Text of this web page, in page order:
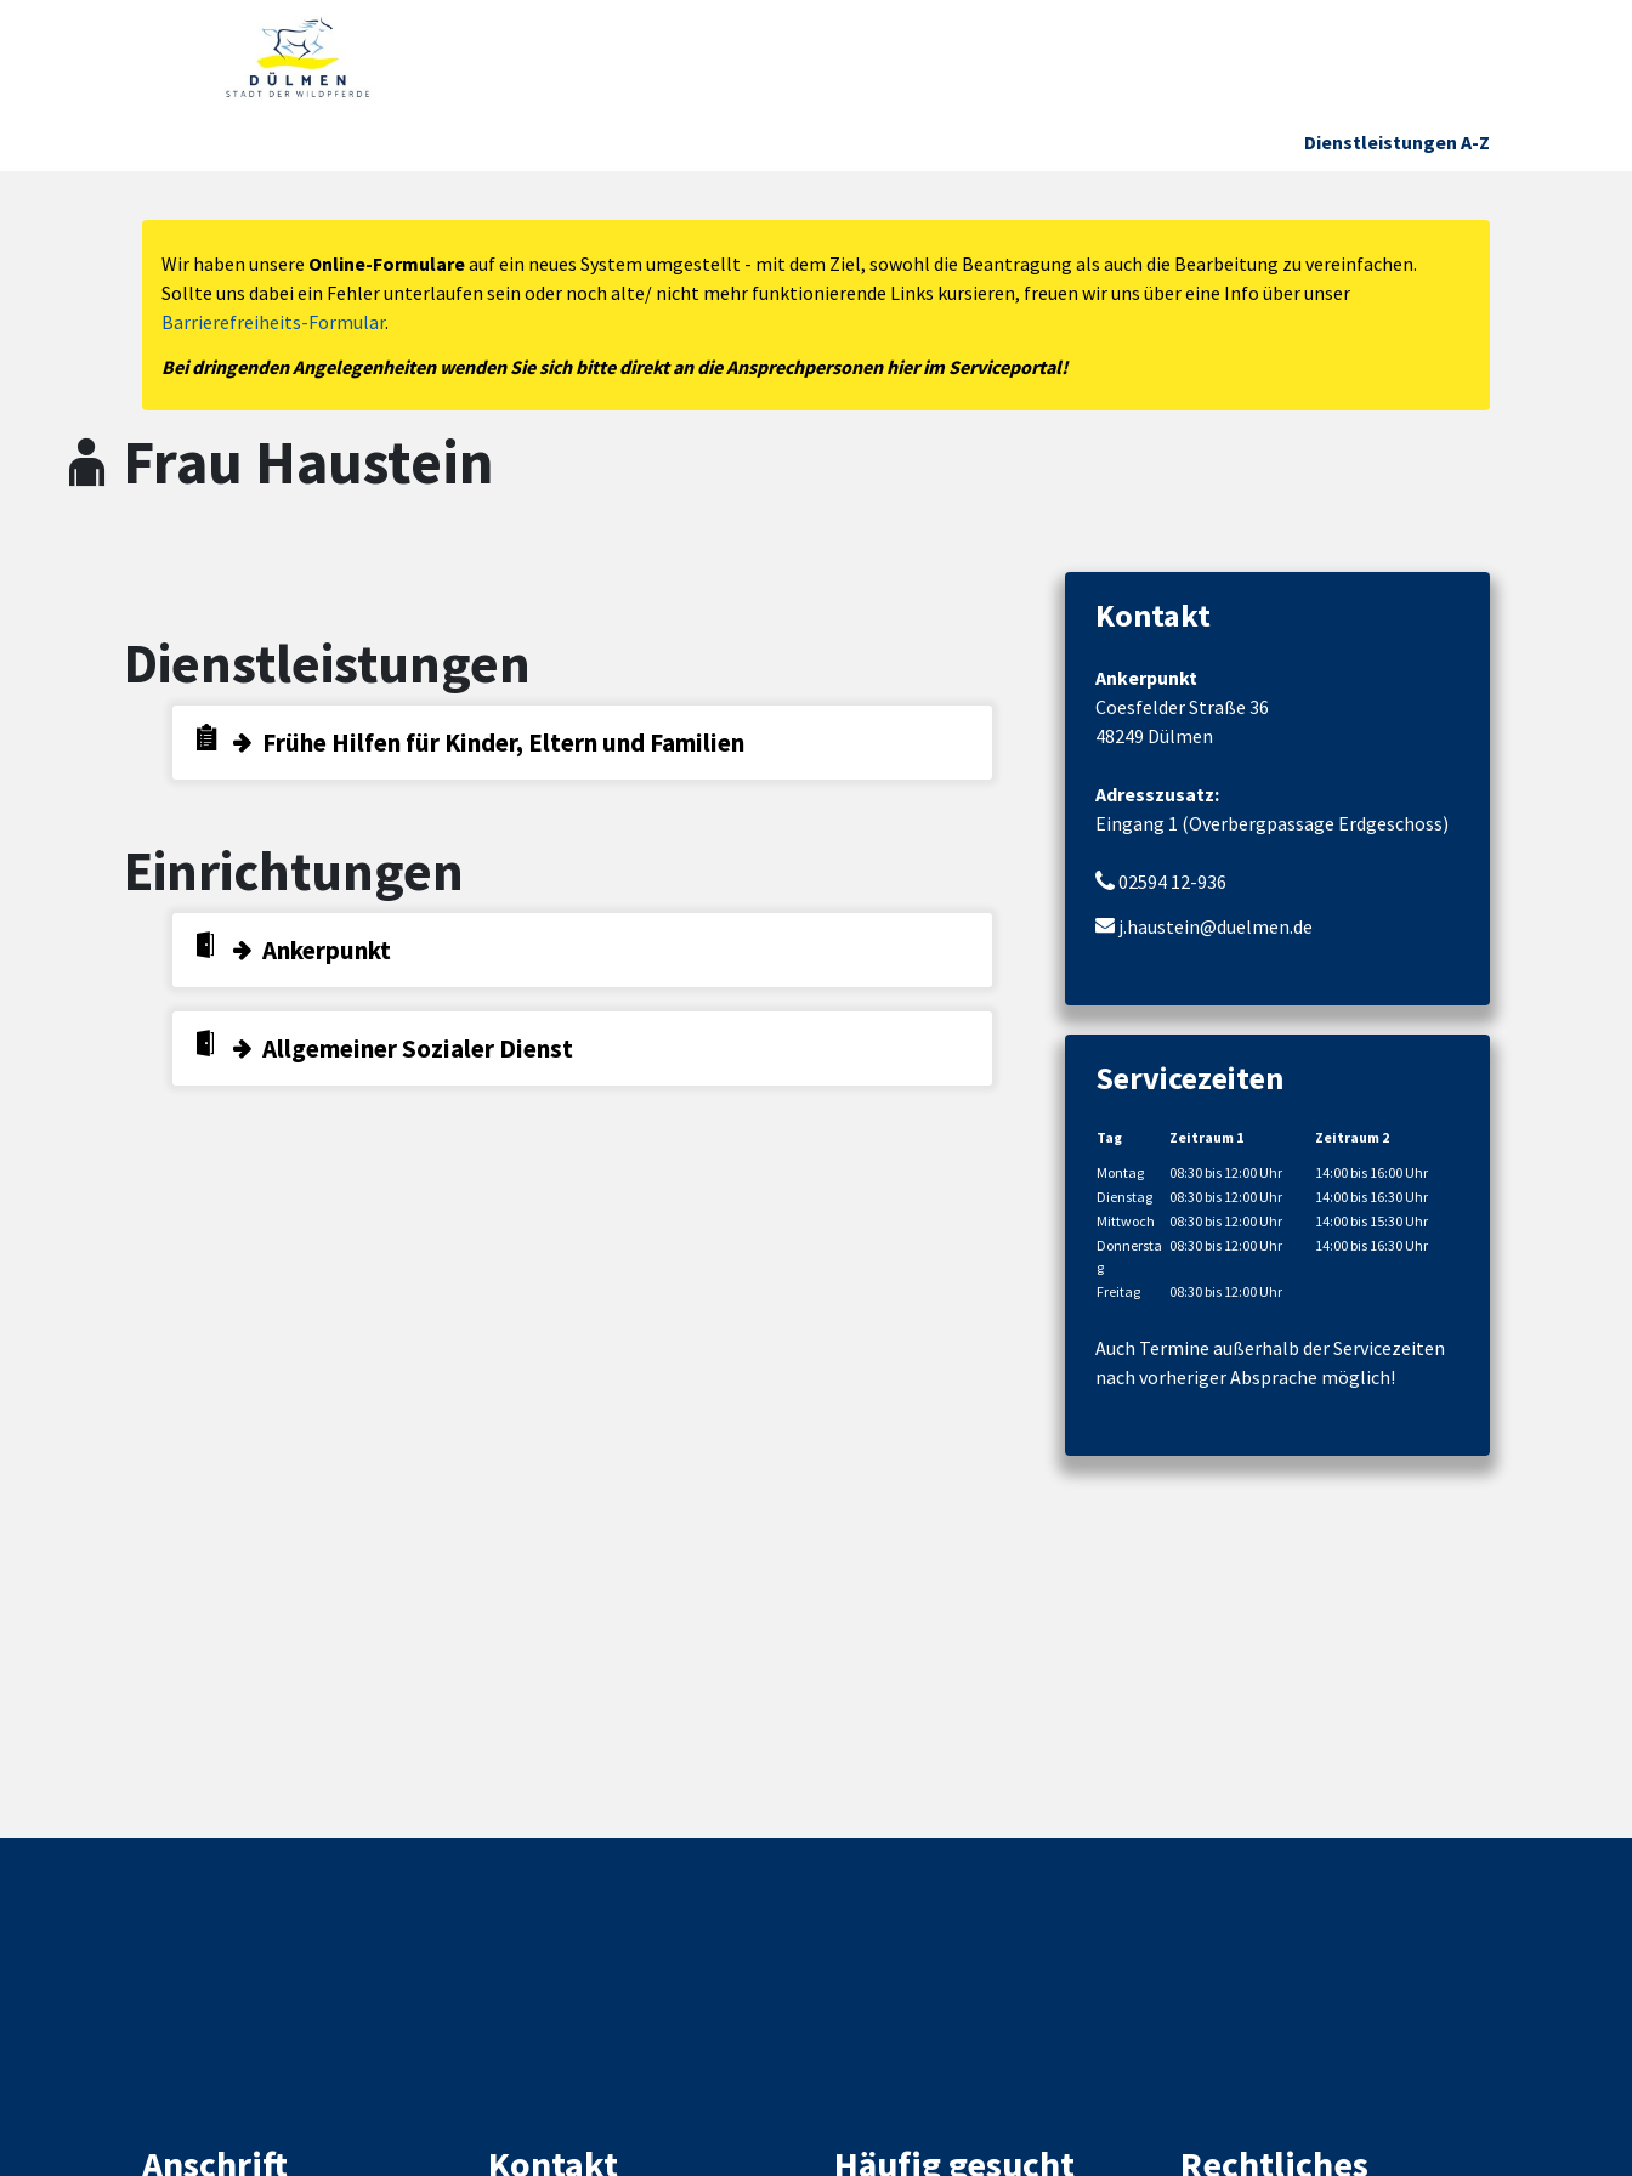
Zum Hauptinhalt
Dienstleistungen A-Z
Wir haben unsere Online-Formulareauf ein neues System umgestellt - mit dem Ziel, sowohl die Beantragung als auch die Bearbeitung zu vereinfachen.
Sollte uns dabei ein Fehler unterlaufen sein oder noch alte/ nicht mehr funktionierende Links kursieren, freuen wir uns über eine Info über unser
Barrierefreiheits-Formular.
Bei dringenden Angelegenheiten wenden Sie sich bitte direkt an die Ansprechpersonen hier im Serviceportal!
Frau Haustein
Dienstleistungen
Frühe Hilfen für Kinder, Eltern und Familien
Einrichtungen
Ankerpunkt
Allgemeiner Sozialer Dienst
Kontakt
Ankerpunkt
Coesfelder Straße 36
48249 Dülmen
Adresszusatz:
Eingang 1 (Overbergpassage Erdgeschoss)
02594 12-936
j.haustein@duelmen.de
Servicezeiten
Tag Zeitraum 1
Zeitraum 2
Montag
08:30 bis 12:00 Uhr
14:00 bis 16:00 Uhr
Dienstag
08:30 bis 12:00 Uhr
14:00 bis 16:30 Uhr
Mittwoch
08:30 bis 12:00 Uhr
14:00 bis 15:30 Uhr
Donnersta
g
08:30 bis 12:00 Uhr 14:00 bis 16:30 Uhr
Freitag 08:30 bis 12:00 Uhr
Auch Termine außerhalb der Servicezeiten
Anschrift Kontakt Häufig gesucht Rechtliches